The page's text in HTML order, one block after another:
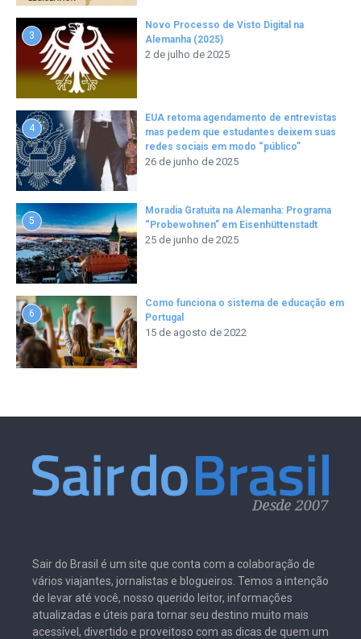
3
Novo Processo de Visto Digital na
Alemanha (2025)
2 de julho de 2025
4
EUA retoma agendamento de entrevistas
mas pedem que estudantes deixem suas
redes sociais em modo “público”
26 de junho de 2025
5
Moradia Gratuita na Alemanha: Programa
“Probewohnen” em Eisenhüttenstadt
25 de junho de 2025
6
Como funciona o sistema de educação em
Portugal
15 de agosto de 2022
Sair do Brasil é um site que conta com a colaboração de
vários viajantes, jornalistas e blogueiros. Temos a intenção
de levar até você, nosso querido leitor, informações
atualizadas e úteis para tornar seu destino muito mais
acessível, divertido e proveitoso com as dicas de quem um